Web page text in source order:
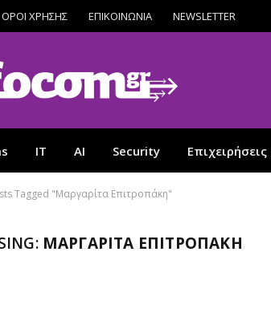
ΟΡΟΙ ΧΡΗΣΗΣ ΕΠΙΚΟΙΝΩΝΙΑ NEWSLETTER
IT AI Security Επιχειρήσεις
Tagged "Μαργαρίτα Επιτροπάκη"
ΜΑΡΓΑΡΊΤΑ ΕΠΙΤΡΟΠΆΚΗ